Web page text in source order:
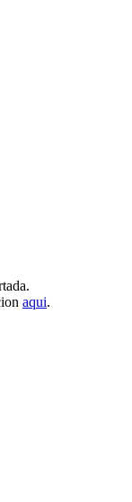
aqui.